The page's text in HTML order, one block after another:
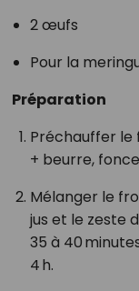
2 œufs
Pour la
Préparation
Préchauffer le
+ beurre,
Mélanger le
jus et le zeste
35 à 40
4 h.